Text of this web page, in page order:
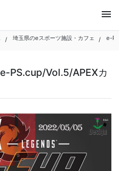
menu
埼玉県のeスポーツ施設・カフェ e-
PS.cup/Vol.5/APEXカ